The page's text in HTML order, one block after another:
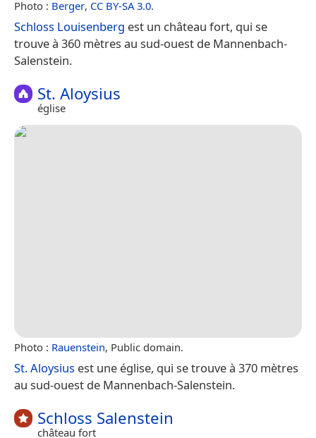
Photo : Berger, CC BY-SA 3.0.
Schloss Louisenberg est un château fort, qui se
trouve à 360 mètres au sud-ouest de Mannenbach-
Salenstein.
St. Aloysius
église
Photo : Rauenstein, Public domain.
St. Aloysius est une église, qui se trouve à 370 mètres
au sud-ouest de Mannenbach-Salenstein.
Schloss Salenstein
château fort